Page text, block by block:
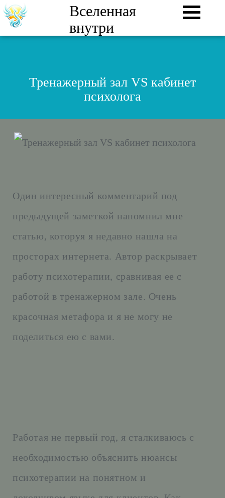
Вселенная
внутри
Тренажерный зал VS кабинет
психолога
Один интересный комментарий под
предыдущей заметкой напомнил мне
статью, которуя я недавно нашла на
просторах интернета. Автор раскрывает
работу психотерапии, сравнивая ее с
работой в тренажерном зале. Очень
красочная метафора и я не могу не
поделиться ею с вами.
Работая не первый год, я сталкиваюсь с
необходимостью объяснить нюансы
психотерапии на понятном и